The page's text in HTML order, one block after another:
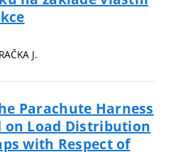
J.
Parachute Harness
on Load Distribution
with Respect of